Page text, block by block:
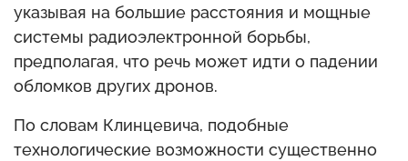
указывая на большие расстояния и мощные
системы радиоэлектронной борьбы,
предполагая, что речь может идти о падении
обломков других дронов.
По словам Клинцевича, подобные
технологические возможности существенно